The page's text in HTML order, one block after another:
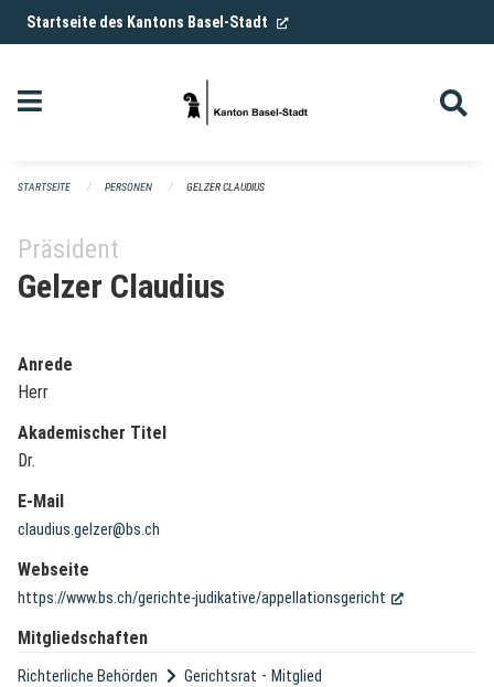
Navigation überspringen
Startseite des Kantons Basel-Stadt (External Link)
STARTSEITE PERSONEN GELZER CLAUDIUS
Präsident
Gelzer Claudius
Anrede
Herr
Akademischer Titel
Dr.
E-Mail
claudius.gelzer@bs.ch
Webseite
https://www.bs.ch/gerichte-judikative/appellationsgericht (External Link)
Mitgliedschaften
Richterliche Behörden Gerichtsrat -Mitglied